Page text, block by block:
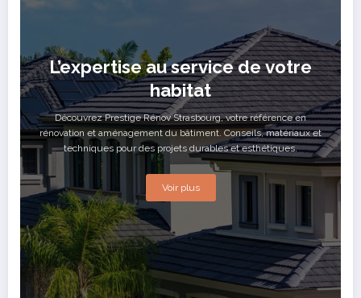
L’expertise au service de votre
habitat
Découvrez Prestige Rénov Strasbourg, votre référence en
rénovation et aménagement du bâtiment. Conseils, matériaux et
techniques pour des projets durables et esthétiques.
Voir plus